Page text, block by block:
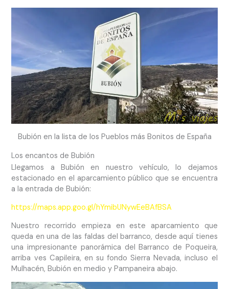
Bubión en la lista de los Pueblos más Bonitos de España
Los encantos de Bubión
Llegamos a Bubión en nuestro vehículo, lo dejamos
estacionado en el aparcamiento público que se encuentra
a la entrada de Bubión:
https://maps.app.goo.gl/hYmibUNywEeBAfBSA
Nuestro recorrido empieza en este aparcamiento que
queda en una de las faldas del barranco, desde aquí tienes
una impresionante panorámica del Barranco de Poqueira,
arriba ves Capileira, en su fondo Sierra Nevada, incluso el
Mulhacén, Bubión en medio y Pampaneira abajo.